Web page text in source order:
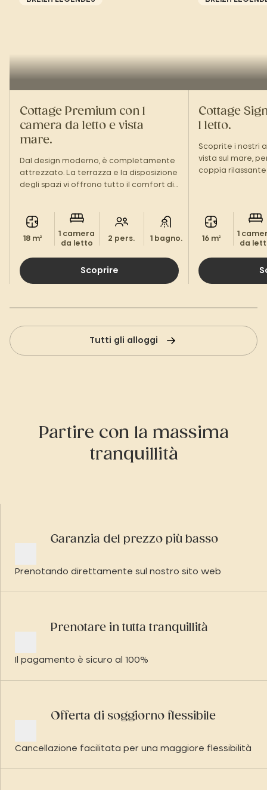
Cottage Premium con 1
camera da letto e vista
mare.
Dal design moderno, è completamente
attrezzato. La terrazza e la disposizione
degli spazi vi offrono tutto il comfort di
18 m²
1 camera
da letto
2 pers. 1 bagno.
Scoprire
Cottage
1 letto.
Scoprite i nostri
vista sul mare,
coppia rilassante
16 m²
1
da
Tutti gli alloggi
Partire con la massima
tranquillità
Garanzia del prezzo più basso
Prenotando direttamente sul nostro sito web
Prenotare in tutta tranquillità
Il pagamento è sicuro al 100%
Offerta di soggiorno flessibile
Cancellazione facilitata per una maggiore flessibilità